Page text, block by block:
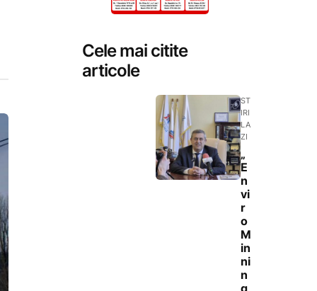
Cele mai citite
articole
ST
IRI
LA
ZI
„
E
n
vi
r
o
M
in
ni
n
g